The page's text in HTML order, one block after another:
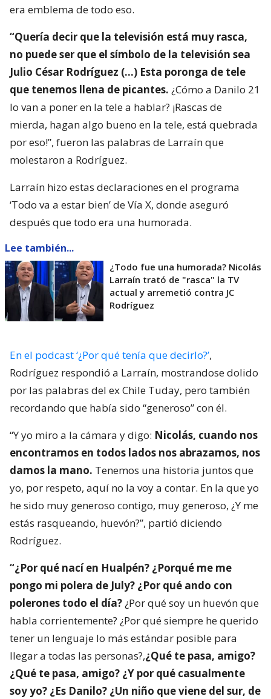
era emblema de todo eso.
“Quería decir que la televisión está muy rasca,
no puede ser que el símbolo de la televisión sea
Julio César Rodríguez (…) Esta poronga de tele
que tenemos llena de picantes. ¿Cómo a Danilo 21
lo van a poner en la tele a hablar? ¡Rascas de
mierda, hagan algo bueno en la tele, está quebrada
por eso!”, fueron las palabras de Larraín que
molestaron a Rodríguez.
Larraín hizo estas declaraciones en el programa
‘Todo va a estar bien’ de Vía X, donde aseguró
después que todo era una humorada.
Lee también...
¿Todo fue una humorada? Nicolás
Larraín trató de "rasca" la TV
actual y arremetió contra JC
Rodríguez
En el podcast ‘¿Por qué tenía que decirlo?’,
Rodríguez respondió a Larraín, mostrandose dolido
por las palabras del ex Chile Tuday, pero también
recordando que había sido “generoso” con él.
“Y yo miro a la cámara y digo: Nicolás, cuando nos
encontramos en todos lados nos abrazamos, nos
damos la mano. Tenemos una historia juntos que
yo, por respeto, aquí no la voy a contar. En la que yo
he sido muy generoso contigo, muy generoso, ¿Y me
estás rasqueando, huevón?”, partió diciendo
Rodríguez.
“¿Por qué nací en Hualpén? ¿Porqué me me
pongo mi polera de July? ¿Por qué ando con
polerones todo el día?¿Por qué soy un huevón que
habla corrientemente? ¿Por qué siempre he querido
tener un lenguaje lo más estándar posible para
llegar a todas las personas?,¿Qué te pasa, amigo?
¿Qué te pasa, amigo? ¿Y por qué casualmente
soy yo? ¿Es Danilo? ¿Un niño que viene del sur, de